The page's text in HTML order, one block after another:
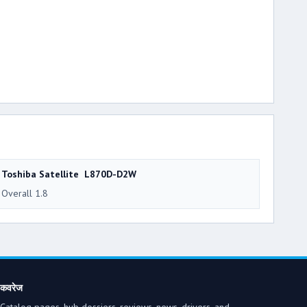
Toshiba Satellite L870D-D2W
Overall 1.8
कवरेज